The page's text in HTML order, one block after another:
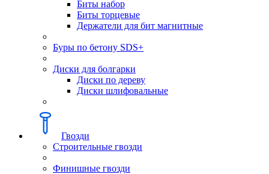
Биты набор
Биты торцевые
Держатели для бит магнитные
Буры по бетону SDS+
Диски для болгарки
Диски по дереву
Диски шлифовальные
Гвозди
Строительные гвозди
Финишные гвозди